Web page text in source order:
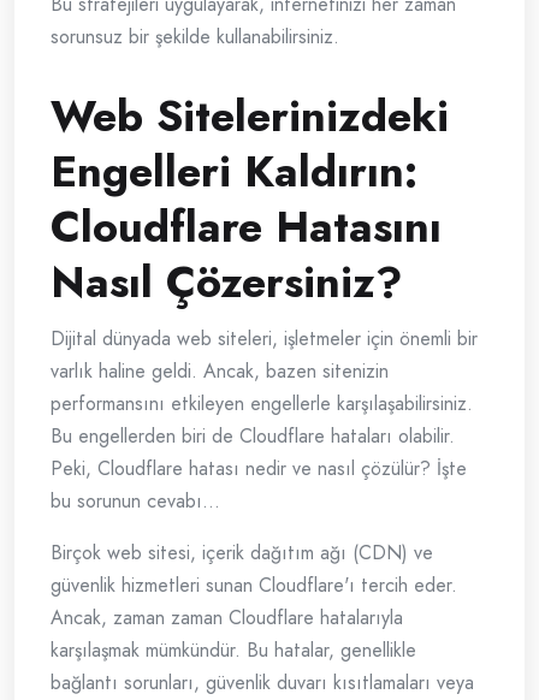
sorunsuz bir şekilde kullanabilirsiniz.
Web Sitelerinizdeki
Engelleri Kaldırın:
Cloudflare Hatasını
Nasıl Çözersiniz?
Dijital dünyada web siteleri, işletmeler için önemli bir
varlık haline geldi. Ancak, bazen sitenizin
performansını etkileyen engellerle karşılaşabilirsiniz.
Bu engellerden biri de Cloudflare hataları olabilir.
Peki, Cloudflare hatası nedir ve nasıl çözülür? İşte
bu sorunun cevabı…
Birçok web sitesi, içerik dağıtım ağı (CDN) ve
güvenlik hizmetleri sunan Cloudflare'ı tercih eder.
Ancak, zaman zaman Cloudflare hatalarıyla
karşılaşmak mümkündür. Bu hatalar, genellikle
bağlantı sorunları, güvenlik duvarı kısıtlamaları veya